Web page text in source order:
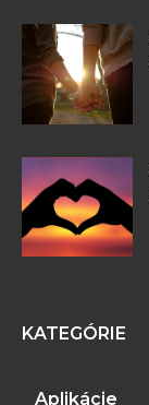
KATEGÓRIE
Aplikácie